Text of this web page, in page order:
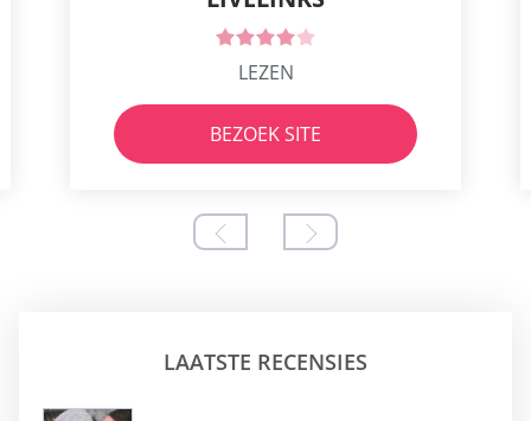
LEZEN
BEZOEK SITE
LAATSTE RECENSIES